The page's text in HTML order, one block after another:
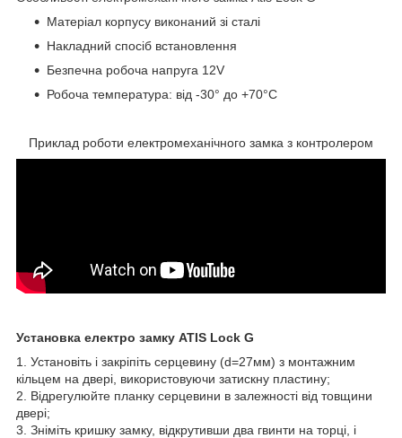
Матеріал корпусу виконаний зі сталі
Накладний спосіб встановлення
Безпечна робоча напруга 12V
Робоча температура: від -30° до +70°C
Приклад роботи електромеханічного замка з контролером
Установка електро замку ATIS Lock G
1. Установіть і закріпіть серцевину (d=27мм) з монтажним
кільцем на двері, використовуючи затискну пластину;
2. Відрегулюйте планку серцевини в залежності від товщини
двері;
3. Зніміть кришку замку, відкрутивши два гвинти на торці, і